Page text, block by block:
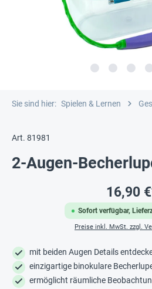
Sie sind hier: Spielen & Lernen
Art. 81981
2-Augen-
Sofort verfügbar,
16,90
Preise inkl. MwSt. zzgl.
mit beiden Augen Details
einzigartige binokulare
ermöglicht räumliche